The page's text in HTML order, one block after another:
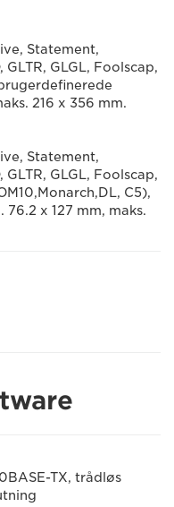
Statement,
GLTR, GLGL, Foolscap,
216 x 356 mm.
Statement,
GLTR, GLGL, Foolscap,
C5),
x 127 mm, maks.
TX, trådløs